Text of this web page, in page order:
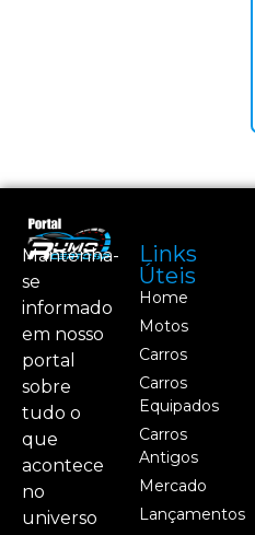
Mantenha-
se
informado
em nosso
portal
sobre
tudo o
que
acontece
no
universo
Links
Úteis
Home
Motos
Carros
Carros
Equipados
Carros
Antigos
Mercado
Lançamentos